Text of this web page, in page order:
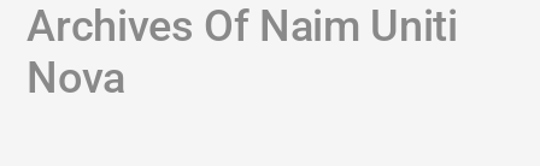
Archives Of Naim Uniti
Nova